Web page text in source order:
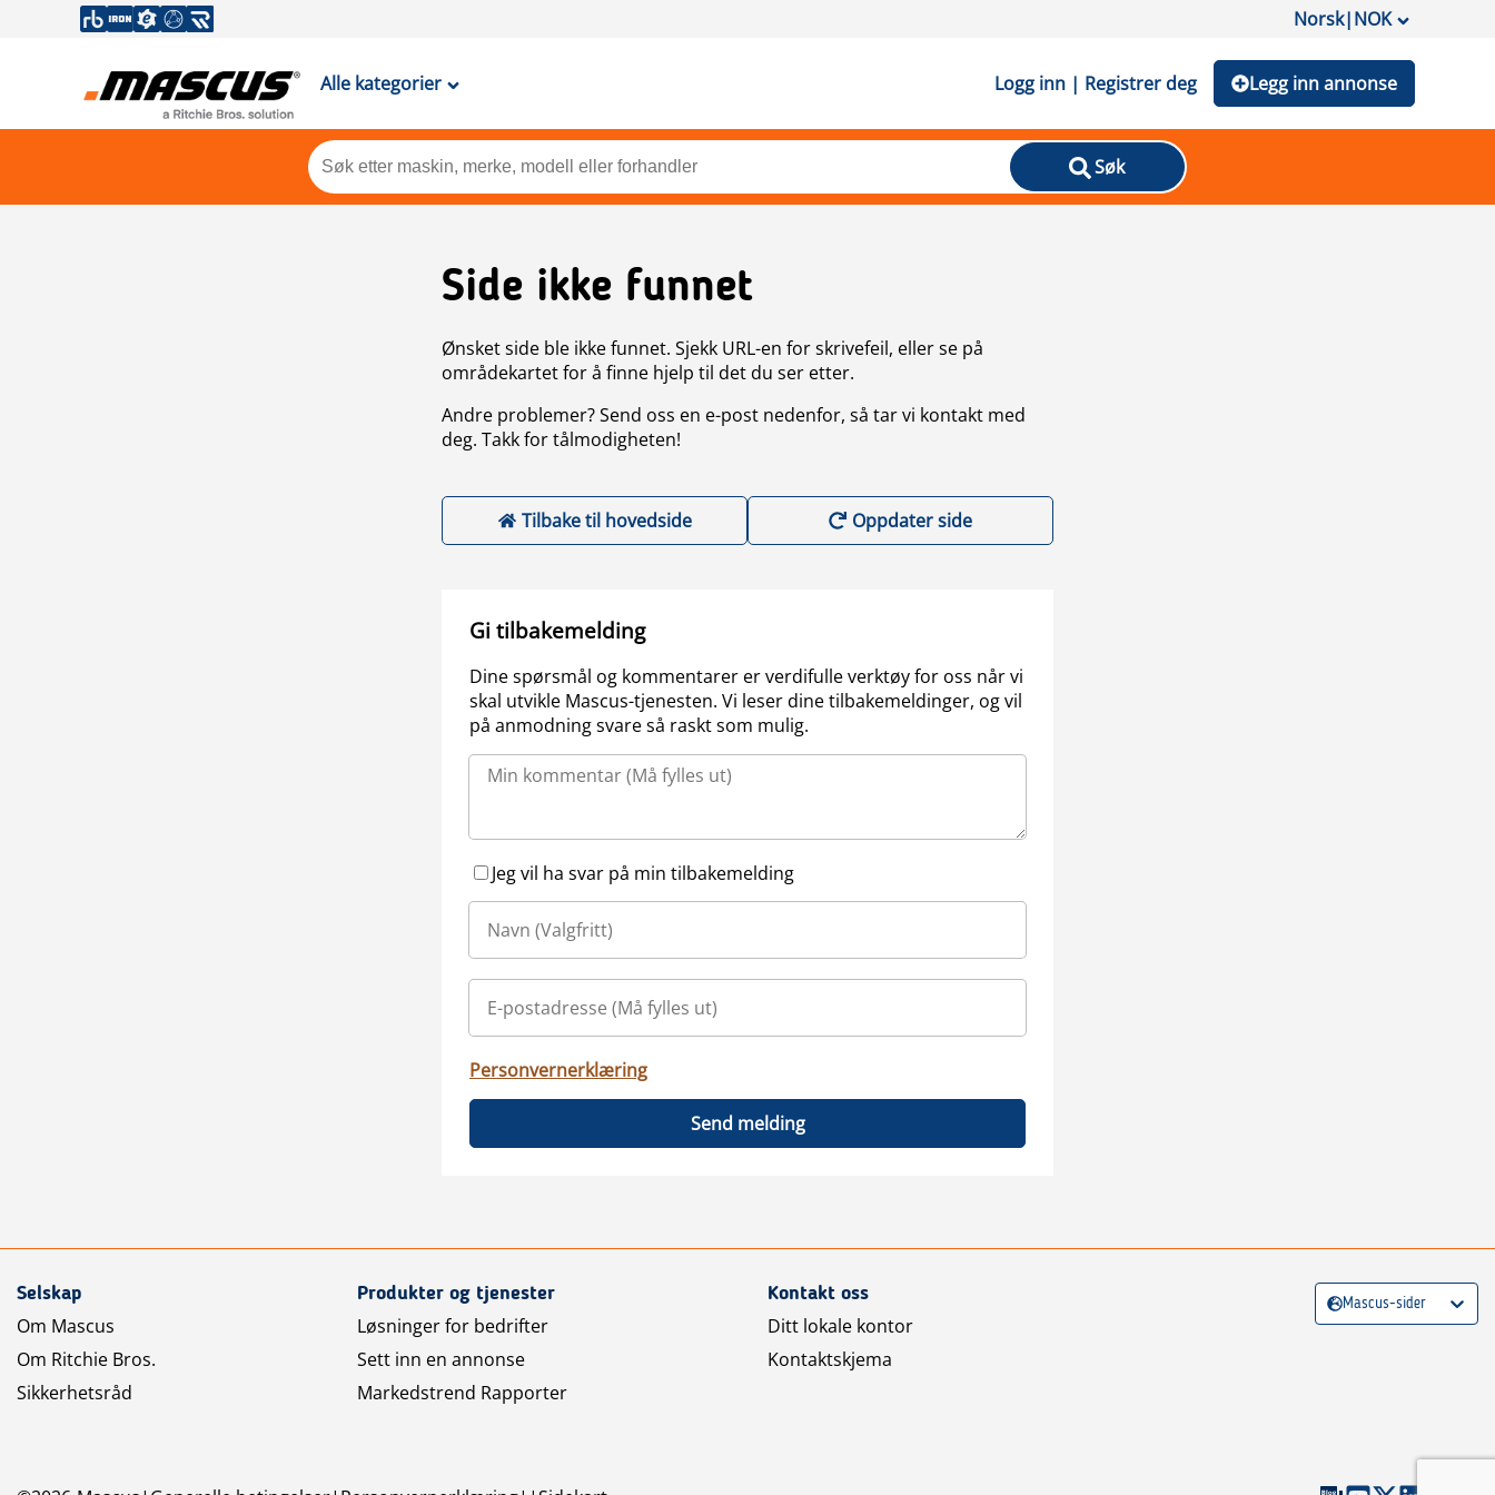
Norsk|NOK
Alle kategorier Logg inn | Registrer deg Legg inn annonse
Søk
Side ikke funnet
Ønsket side ble ikke funnet. Sjekk URL-en for skrivefeil, eller se på
områdekartet for å finne hjelp til det du ser etter.
Andre problemer? Send oss en e-post nedenfor, så tar vi kontakt med
deg. Takk for tålmodigheten!
Tilbake til hovedside Oppdater side
Gi tilbakemelding
Dine spørsmål og kommentarer er verdifulle verktøy for oss når vi
skal utvikle Mascus-tjenesten. Vi leser dine tilbakemeldinger, og vil
på anmodning svare så raskt som mulig.
Jeg vil ha svar på min tilbakemelding
Personvernerklæring
Send melding
Selskap
Om Mascus
Om Ritchie Bros.
Sikkerhetsråd
Produkter og tjenester
Løsninger for bedrifter
Sett inn en annonse
Markedstrend Rapporter
Kontakt oss
Ditt lokale kontor
Kontaktskjema
Mascus-sider